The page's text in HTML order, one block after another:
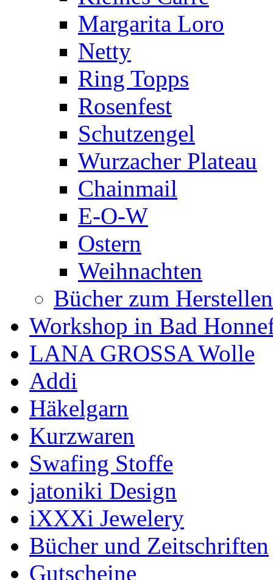
Margarita Loro
Netty
Ring Topps
Rosenfest
Schutzengel
Wurzacher Plateau
Chainmail
E-O-W
Ostern
Weihnachten
Bücher zum
Workshop in Bad
LANA GROSSA Wolle
Addi
Häkelgarn
Kurzwaren
Swafing Stoffe
jatoniki Design
iXXXi Jewelery
Bücher und Zeitschriften
Gutscheine